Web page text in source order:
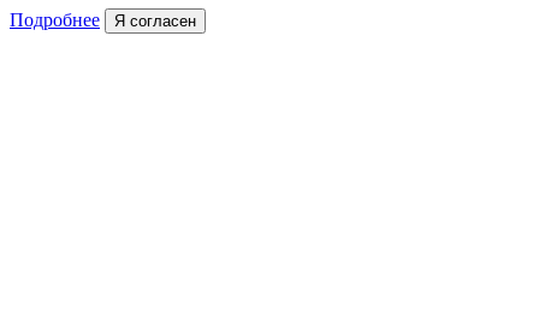
Подробнее Я согласен